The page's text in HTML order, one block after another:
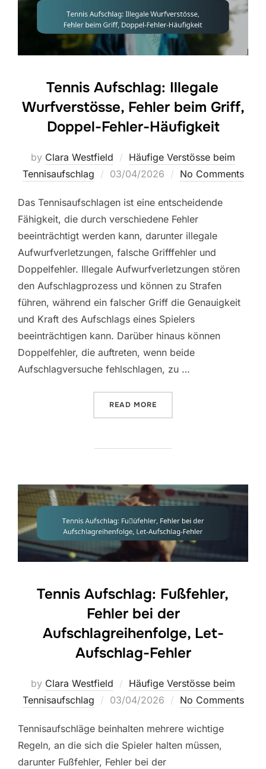
Tennis Aufschlag: Illegale
Wurfverstösse, Fehler beim Griff,
Doppel-Fehler-Häufigkeit
by Clara Westfield
Häufige Verstösse beim
Tennisaufschlag
Posted
03/04/2026 No Comments
Das Tennisaufschlagen ist eine entscheidende
Fähigkeit, die durch verschiedene Fehler
beeinträchtigt werden kann, darunter illegale
Aufwurfverletzungen, falsche Grifffehler und
Doppelfehler. Illegale Aufwurfverletzungen stören
den Aufschlagprozess und können zu Strafen
führen, während ein falscher Griff die Genauigkeit
und Kraft des Aufschlags eines Spielers
beeinträchtigen kann. Darüber hinaus können
Doppelfehler, die auftreten, wenn beide
Aufschlagversuche fehlschlagen, zu …
READ MORE
Tennis Aufschlag: Fußfehler,
Fehler bei der
Aufschlagreihenfolge, Let-
Aufschlag-Fehler
by Clara Westfield
Häufige Verstösse beim
Tennisaufschlag
Posted
03/04/2026 No Comments
Tennisaufschläge beinhalten mehrere wichtige
Regeln, an die sich die Spieler halten müssen,
darunter Fußfehler, Fehler bei der